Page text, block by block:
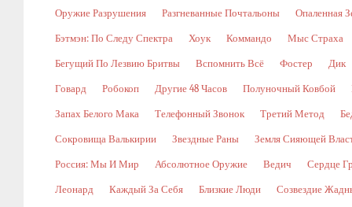
Оружие Разрушения Разгневанные Почтальоны Опаленная
Бэтмэн: По Следу Спектра Хоук Коммандо Мыс Страха
Бегущий По Лезвию Бритвы Вспомнить Всё Фостер Дик
Говард Робокоп Другие 48 Часов Полуночный Ковбой
Запах Белого Мака Телефонный Звонок Третий Метод
Сокровища Валькирии Звездные Раны Земля Сияющей
Россия: Мы И Мир Абсолютное Оружие Ведич Сердце
Леонард Каждый За Себя Близкие Люди Созвездие